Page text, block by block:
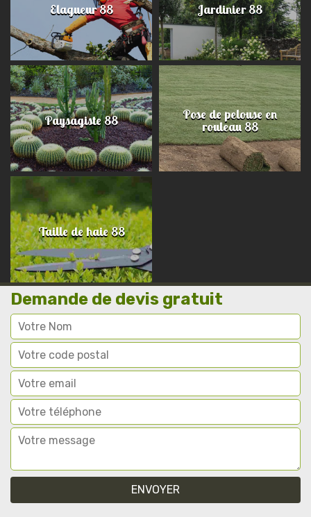
Elagueur 88 Jardinier 88
Paysagiste 88 Pose de pelouse en
rouleau 88
Taille de haie 88
Demande de devis gratuit